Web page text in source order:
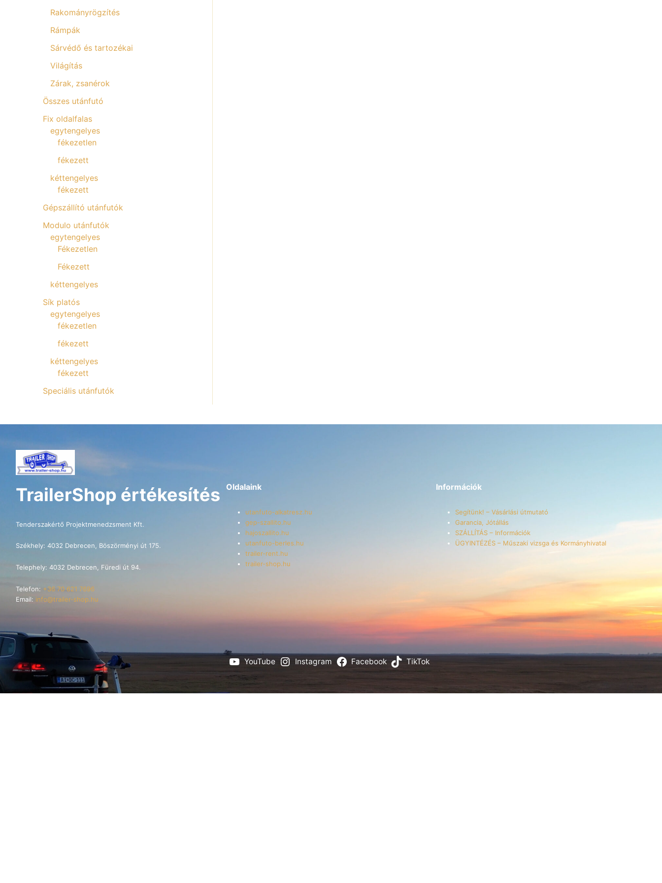
Rakományrögzítés
Rámpák
Sárvédő és tartozékai
Világítás
Zárak, zsanérok
Összes utánfutó
Fix oldalfalas
egytengelyes
fékezetlen
fékezett
kéttengelyes
fékezett
Gépszállító utánfutók
Modulo utánfutók
egytengelyes
Fékezetlen
Fékezett
kéttengelyes
Sík platós
egytengelyes
fékezetlen
fékezett
kéttengelyes
fékezett
Speciális utánfutók
TrailerShop értékesítés
Tenderszakértő Projektmenedzsment Kft.
Székhely: 4032 Debrecen, Böszörményi út 175.
Telephely: 4032 Debrecen, Füredi út 94.
Telefon: +36 70 621 7696
Email: info@trailer-shop.hu
Oldalaink
utanfuto-alkatresz.hu
gep-szallito.hu
hajoszallito.hu
utanfuto-berles.hu
trailer-rent.hu
trailer-shop.hu
Információk
Segítünk! – Vásárlási útmutató
Garancia, Jótállás
SZÁLLÍTÁS – Információk
ÜGYINTÉZÉS – Műszaki vizsga és Kormányhivatal
YouTube Instagram Facebook TikTok